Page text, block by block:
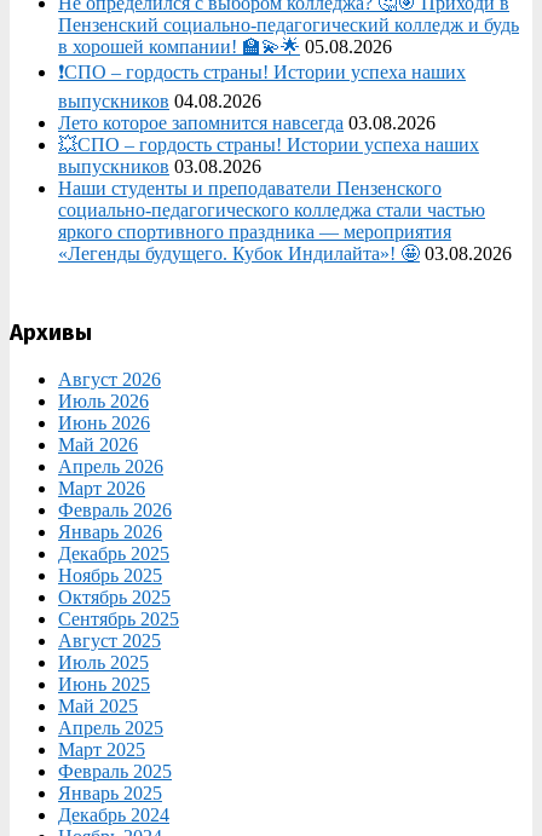
Пензенский социально-педагогический колледж и будь
в хорошей компании! 🏫💫🌟 05.08.2026
❗СПО – гордость страны! Истории успеха наших
выпускников 04.08.2026
Лето которое запомнится навсегда 03.08.2026
💥СПО – гордость страны! Истории успеха наших
выпускников 03.08.2026
Наши студенты и преподаватели Пензенского
социально‑педагогического колледжа стали частью
яркого спортивного праздника — мероприятия
«Легенды будущего. Кубок Индилайта»! 🤩 03.08.2026
Архивы
Август 2026
Июль 2026
Июнь 2026
Май 2026
Апрель 2026
Март 2026
Февраль 2026
Январь 2026
Декабрь 2025
Ноябрь 2025
Октябрь 2025
Сентябрь 2025
Август 2025
Июль 2025
Июнь 2025
Май 2025
Апрель 2025
Март 2025
Февраль 2025
Январь 2025
Декабрь 2024